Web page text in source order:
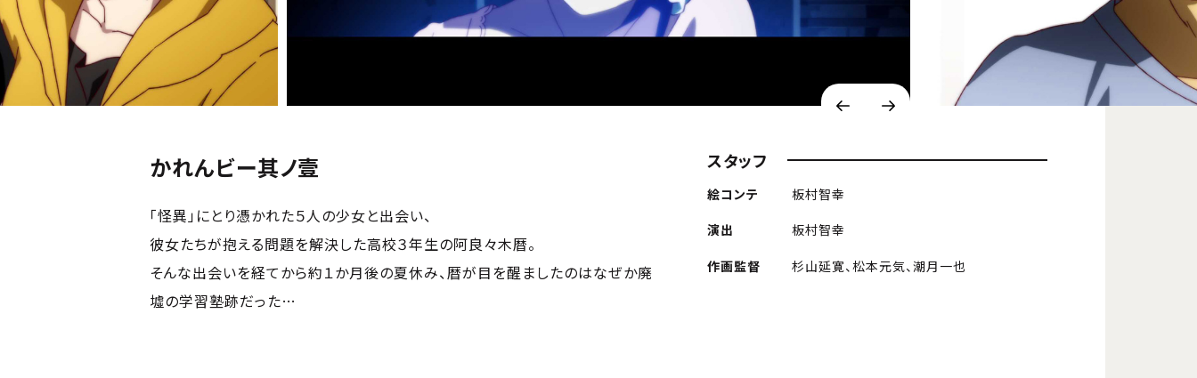
かれんビー其ノ壹
「怪異」にとり憑かれた５人の少女と出会い、
彼女たちが抱える問題を解決した高校３年生の阿良々木暦。
そんな出会いを経てから約１か月後の夏休み、暦が目を醒ましたのはなぜか廃
墟の学習塾跡だった…
スタッフ
絵コンテ 板村智幸
演出 板村智幸
作画監督 杉山延寛、松本元気、潮月一也